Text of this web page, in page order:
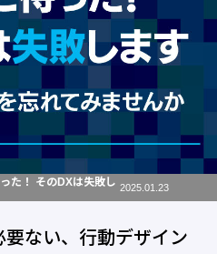
た！ そのDXは失敗し 2025.01.23
ない、行動デザイン